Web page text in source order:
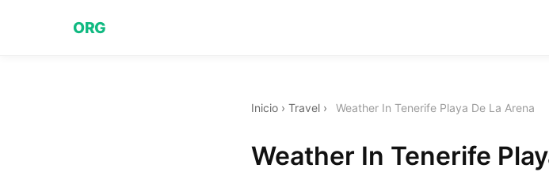
ORG
Inicio › Travel › Weather In Tenerife Playa De La Arena
Weather In Tenerife